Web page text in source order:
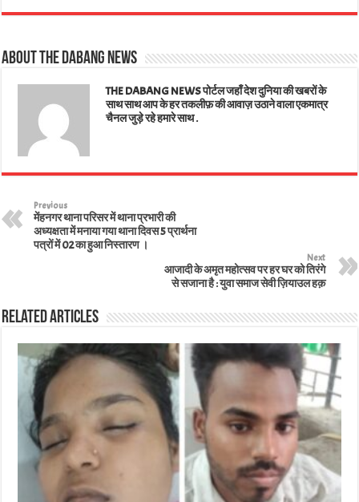
ts
A
pp
bo
ok
tt
er
ed ail er
t
e
About The Dabang News
THE DABANG NEWS पोर्टल जहाँ देश दुनिया की खबरों के
साथ साथ आप के हर तकलीफ़ की आवाज़ उठाने वाला एकमात्र
चैनल जुड़े रहे हमारे साथ .
Previous
मेंहनगर थाना परिसर में थाना प्रभारी की
अध्यक्षता में मनाया गया थाना दिवस 5 प्रार्थना
पत्रों में 02 का हुआ निस्तारण ।
Next
आजादी के अमृत महोत्सव पर हर घर को तिरंगे
से सजाना है : युवा समाज सेवी ज़ियाउल हक़
Related Articles